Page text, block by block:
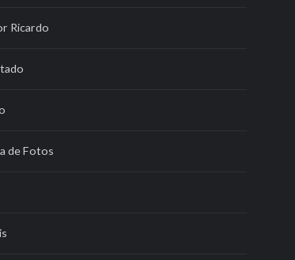
Ricardo
de Fotos